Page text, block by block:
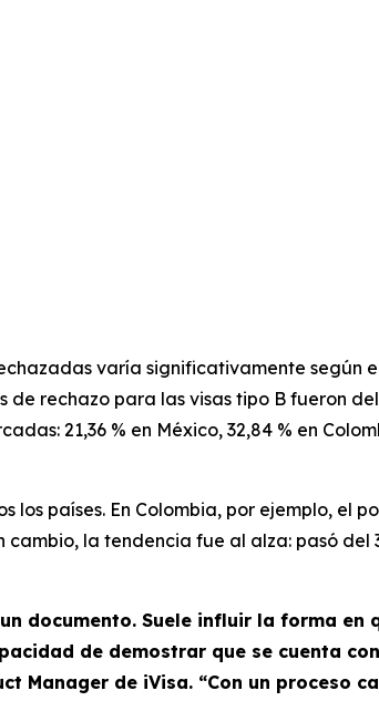
varía significativamente según
rechazo para las visas tipo B fueron del
21,36 % en México, 32,84 % en
los países. En Colombia, por ejemplo, el
la tendencia fue al alza: pasó del
documento. Suele influir la forma en
de demostrar que se cuenta
Manager de iVisa. “Con un proceso